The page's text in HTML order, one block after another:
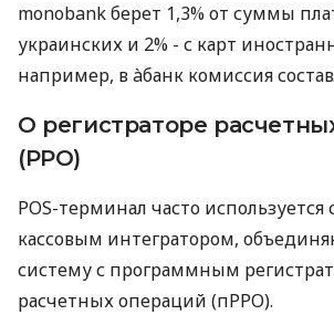
monobank берет 1,3% от суммы
украинских и 2% - с карт
например, в àбанк комиссия
О регистраторе
(РРО)
POS-терминал часто используется
кассовым интегратором,
систему с программным
расчетных операций (пРРО).